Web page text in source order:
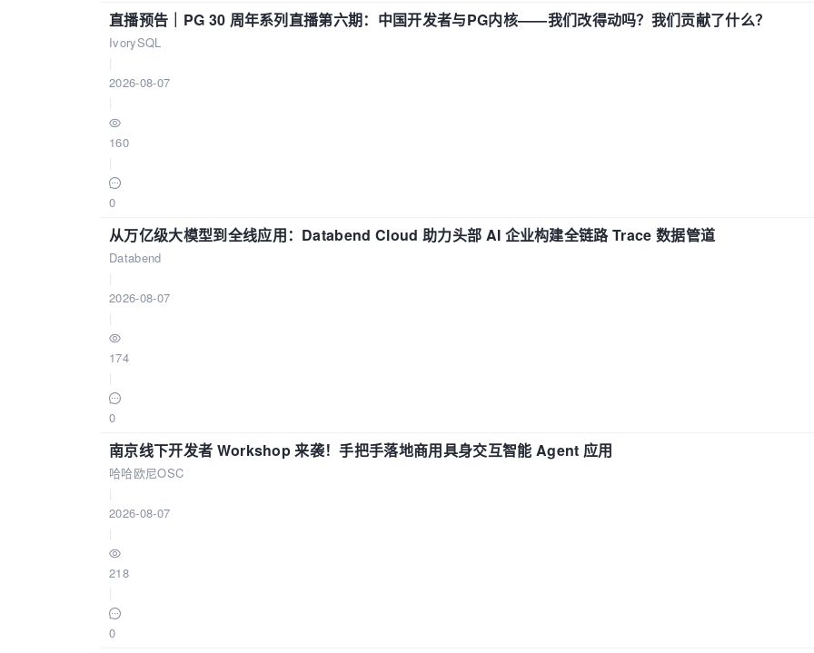
直播预告｜PG 30 周年系列直播第六期：中国开发者与PG内核——我们改得动吗？我们贡献了什么？
IvorySQL
2026-08-07
160
0
从万亿级大模型到全线应用：Databend Cloud 助力头部 AI 企业构建全链路 Trace 数据管道
Databend
2026-08-07
174
0
南京线下开发者 Workshop 来袭！手把手落地商用具身交互智能 Agent 应用
哈哈欧尼OSC
2026-08-07
218
0